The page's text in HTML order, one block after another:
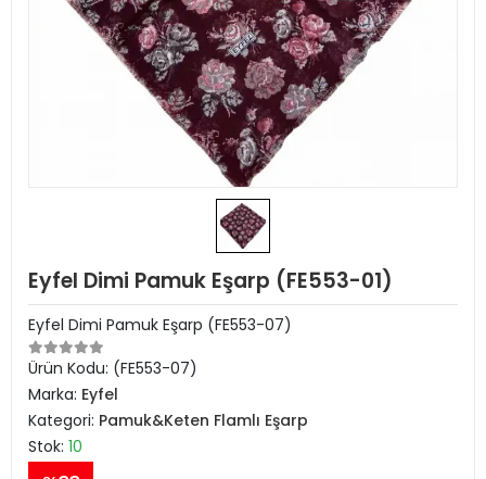
Eyfel Dimi Pamuk Eşarp (FE553-01)
Eyfel Dimi Pamuk Eşarp (FE553-07)
Ürün Kodu: (FE553-07)
Marka: Eyfel
Kategori: Pamuk&Keten Flamlı Eşarp
Stok: 10